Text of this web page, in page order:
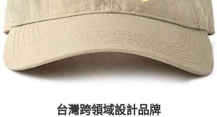
付款後門市自取
免運費
台灣跨領域設計品牌